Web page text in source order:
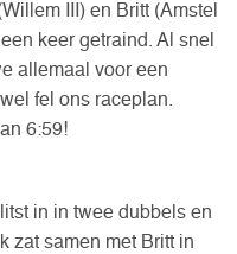
III) en Britt (Amstel
keer getraind. Al snel
allemaal voor een
fel ons raceplan.
6:59!
in in twee dubbels en
zat samen met Britt in